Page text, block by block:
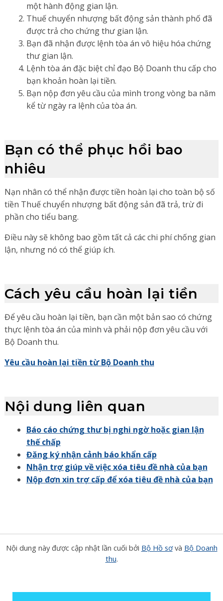
một hành động gian lận.
Thuế chuyển nhượng bất động sản thành phố đã
được trả cho chứng thư gian lận.
Bạn đã nhận được lệnh tòa án vô hiệu hóa chứng
thư gian lận.
Lệnh tòa án đặc biệt chỉ đạo Bộ Doanh thu cấp cho
bạn khoản hoàn lại tiền.
Bạn nộp đơn yêu cầu của mình trong vòng ba năm
kể từ ngày ra lệnh của tòa án.
Bạn có thể phục hồi bao
nhiêu
Nạn nhân có thể nhận được tiền hoàn lại cho toàn bộ số
tiền Thuế chuyển nhượng bất động sản đã trả, trừ đi
phần cho tiểu bang.
Điều này sẽ không bao gồm tất cả các chi phí chống gian
lận, nhưng nó có thể giúp ích.
Cách yêu cầu hoàn lại tiền
Để yêu cầu hoàn lại tiền, bạn cần một bản sao có chứng
thực lệnh tòa án của mình và phải nộp đơn yêu cầu với
Bộ Doanh thu.
Yêu cầu hoàn lại tiền từ Bộ Doanh thu
Nội dung liên quan
Báo cáo chứng thư bị nghi ngờ hoặc gian lận
thế chấp
Đăng ký nhận cảnh báo khẩn cấp
Nhận trợ giúp về việc xóa tiêu đề nhà của bạn
Nộp đơn xin trợ cấp để xóa tiêu đề nhà của bạn
Nội dung này được cập nhật lần cuối bởi Bộ Hồ sơvà Bộ Doanh
thu.